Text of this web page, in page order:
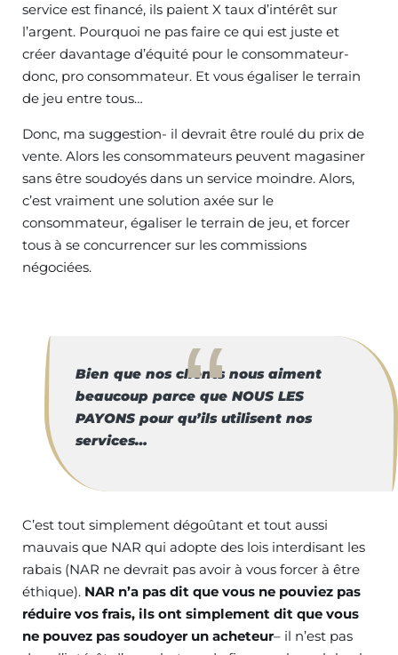
service est financé, ils paient X taux d’intérêt sur
l’argent. Pourquoi ne pas faire ce qui est juste et
créer davantage d’équité pour le consommateur-
donc, pro consommateur. Et vous égaliser le terrain
de jeu entre tous…
Donc, ma suggestion- il devrait être roulé du prix de
vente. Alors les consommateurs peuvent magasiner
sans être soudoyés dans un service moindre. Alors,
c’est vraiment une solution axée sur le
consommateur, égaliser le terrain de jeu, et forcer
tous à se concurrencer sur les commissions
négociées.
Bien que nos clients nous aiment
beaucoup parce que NOUS LES
PAYONS pour qu’ils utilisent nos
services…
C’est tout simplement dégoûtant et tout aussi
mauvais que NAR qui adopte des lois interdisant les
rabais (NAR ne devrait pas avoir à vous forcer à être
éthique). NAR n’a pas dit que vous ne pouviez pas
réduire vos frais, ils ont simplement dit que vous
ne pouvez pas soudoyer un acheteur– il n’est pas